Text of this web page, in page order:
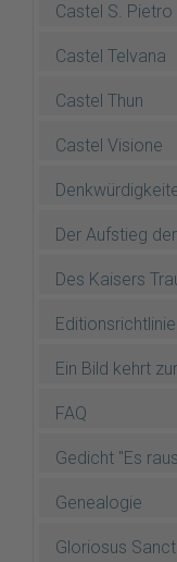
Castel S. Pietro
Castel Telvana
Castel Thun
Castel Visione
Der Aufstieg
Des Kaisers
Ein Bild kehrt
FAQ
Gedicht "Es
Genealogie
Gloriosus